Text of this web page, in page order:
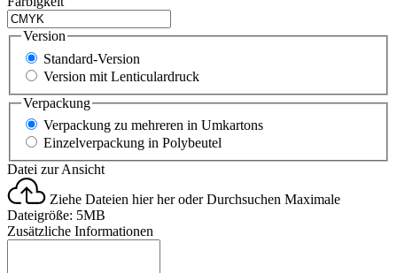
Version
Standard-Version
Version mit Lenticulardruck
Verpackung
Verpackung zu mehreren in Umkartons
Einzelverpackung in Polybeutel
Datei zur Ansicht
Ziehe Dateien hier her oderDurchsuchen Maximale
Dateigröße: 5MB
Zusätzliche Informationen